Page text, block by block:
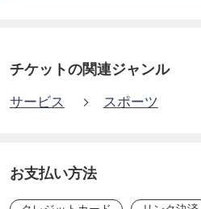
運動しやすい服装、屋外シ
※なわとびチャレンジ教室は
チケットの関連ジャンル
サービス スポーツ
お支払い方法